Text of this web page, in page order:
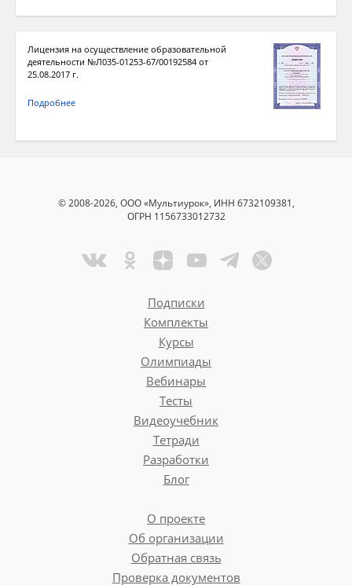
Лицензия на осуществление образовательной
деятельности №Л035-01253-67/00192584 от
25.08.2017 г.
Подробнее
© 2008-2026, ООО «Мультиурок», ИНН 6732109381,
ОГРН 1156733012732
Подписки
Комплекты
Курсы
Олимпиады
Вебинары
Тесты
Видеоучебник
Тетради
Разработки
Блог
О проекте
Об организации
Обратная связь
Проверка документов